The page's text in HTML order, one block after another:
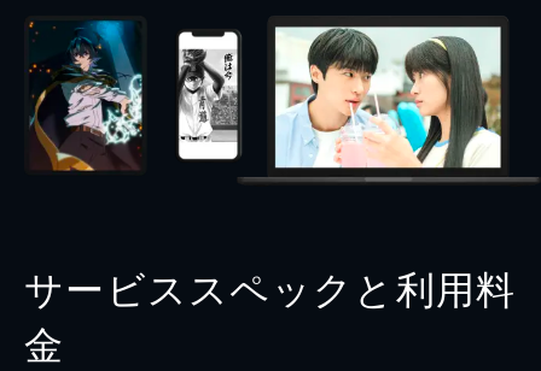
サービススペックと利用料
金